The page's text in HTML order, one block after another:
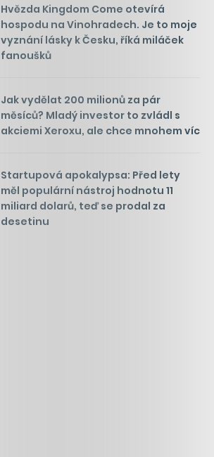
Hvězda Kingdom Come otevírá
hospodu na Vinohradech. Je to moje
vyznání lásky k Česku, říká miláček
fanoušků
Jak vydělat 200 milionů za pár
měsíců? Mladý investor to zvládl s
akciemi Xeroxu, ale chce mnohem víc
Startupová apokalypsa: Před lety
měl populární nástroj hodnotu 11
miliard dolarů, teď se prodal za
desetinu